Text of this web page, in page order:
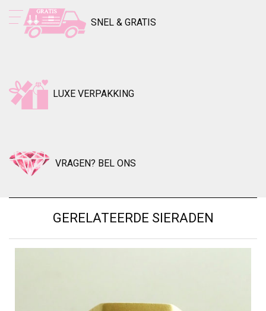
SNEL & GRATIS
LUXE VERPAKKING
VRAGEN? BEL ONS
GERELATEERDE SIERADEN